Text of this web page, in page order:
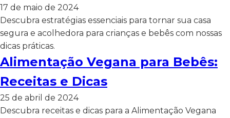
17 de maio de 2024
Descubra estratégias essenciais para tornar sua casa
segura e acolhedora para crianças e bebês com nossas
dicas práticas.
Alimentação Vegana para Bebês:
Receitas e Dicas
25 de abril de 2024
Descubra receitas e dicas para a Alimentação Vegana